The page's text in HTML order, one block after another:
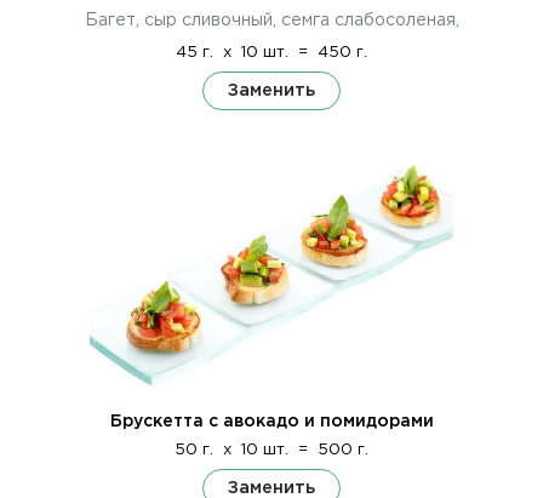
Багет, сыр сливочный, семга слабосоленая,
45 г. x 10 шт. = 450 г.
Заменить
Брускетта с авокадо и помидорами
50 г. x 10 шт. = 500 г.
Заменить